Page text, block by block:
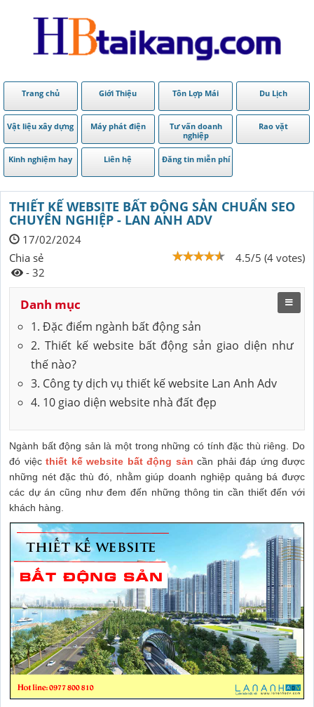
Trang chủ Giới Thiệu Tôn Lợp Mái Du Lịch
Vật liệu xây dựng Máy phát điện
Tư vấn doanh
nghiệp
Rao vặt
Kinh nghiệm hay Liên hệ Đăng tin miễn phí
THIẾT KẾ WEBSITE BẤT ĐỘNG SẢN CHUẨN SEO
CHUYÊN NGHIỆP - LAN ANH ADV
17/02/2024
4.5/5 (4 votes)
Chia sẻ
- 32
Danh mục
1. Đặc điểm ngành bất động sản
2. Thiết kế website bất động sản giao diện như
thế nào?
3. Công ty dịch vụ thiết kế website Lan Anh Adv
4. 10 giao diện website nhà đất đẹp
Ngành bất động sản là một trong những có tính đặc thù riêng. Do
đó việc thiết kế website bất động sản cần phải đáp ứng được
những nét đặc thù đó, nhằm giúp doanh nghiệp quảng bá được
các dự án cũng như đem đến những thông tin cần thiết đến với
khách hàng.